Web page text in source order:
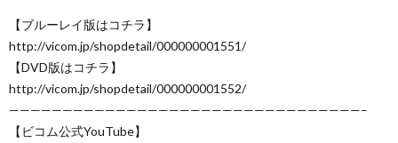
【ブルーレイ版はコチラ】
http://vicom.jp/shopdetail/000000001551/
【DVD版はコチラ】
http://vicom.jp/shopdetail/000000001552/
—————————————————————————————————–
【ビコム公式YouTube】